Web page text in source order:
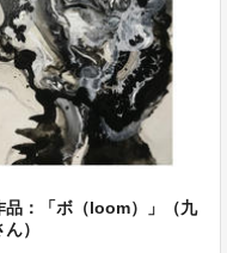
品：「ボ（loom）」（九
）